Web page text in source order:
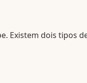
Existem dois tipos